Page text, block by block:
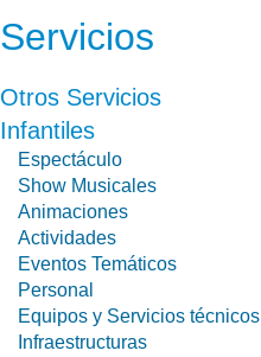
Servicios
Otros Servicios
Infantiles
Espectáculo
Show Musicales
Animaciones
Actividades
Eventos Temáticos
Personal
Equipos y Servicios técnicos
Infraestructuras